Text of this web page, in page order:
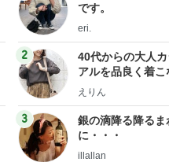
です。
eri.
2
40代からの大人
アルを品良く着こ
ファッションブロ
えりん
3
銀の滴降る降るま
に・・・
illallan